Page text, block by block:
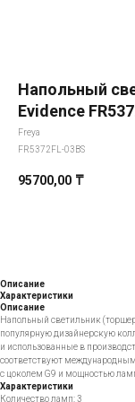
Напольный
Evidence
Freya
FR5372FL-03BS
95700,00 ₸
Описание
Характеристики
Описание
Напольный светильник
популярную дизайнерскую
и использованные в
соответствуют
с цоколем G9 и мощностью
Характеристики
Количество ламп: 3